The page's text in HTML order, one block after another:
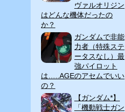
ヴァルオリジン
はどんな機体だったの
か？
ガンダムで非能
力者（特殊ステ
ータスなし）最
強パイロット
は…..AGEのアセムでいい
の？
【ガンダム*】
「機動戦士ガン